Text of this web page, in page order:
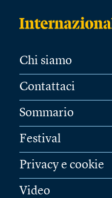
Chi siamo
Contattaci
Sommario
Festival
Privacy e cookie
Video